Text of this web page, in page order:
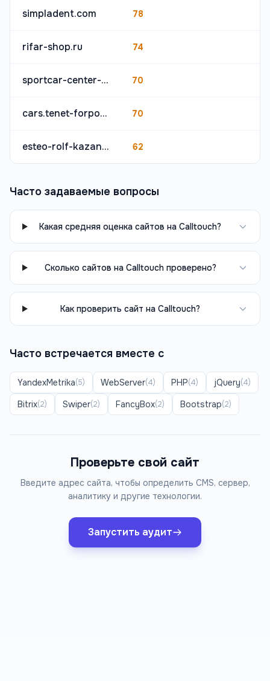
simpladent.com 78
rifar-shop.ru 74
sportcar-center-chat.ru 70
cars.tenet-forpost.ru 70
esteo-rolf-kazan.ru 62
Часто задаваемые вопросы
Какая средняя оценка сайтов на Calltouch?
Сколько сайтов на Calltouch проверено?
Как проверить сайт на Calltouch?
Часто встречается вместе с
YandexMetrika(5) WebServer(4) PHP(4) jQuery(4)
Bitrix(2) Swiper(2) FancyBox(2) Bootstrap(2)
Проверьте свой сайт
Введите адрес сайта, чтобы определить CMS, сервер,
аналитику и другие технологии.
Запустить аудит